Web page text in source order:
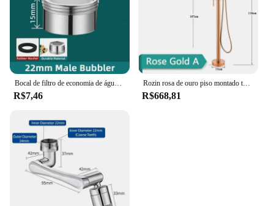
R$7,46
Rozin rosa de ouro piso montado torneira da banheira autônomo guindaste do banheiro com handshower montagem chão água quente e fria misturadora
R$668,81